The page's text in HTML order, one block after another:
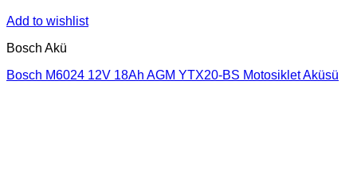
Add to wishlist
Bosch Akü
Bosch M6024 12V 18Ah AGM YTX20-BS Motosiklet Aküsü